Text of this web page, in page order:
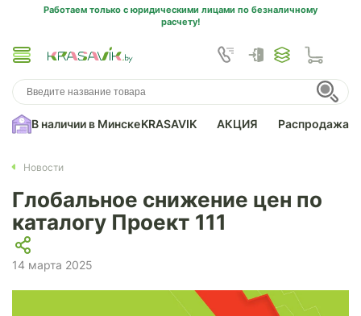
Работаем только с юридическими лицами по безналичному
расчету!
В наличии в МинскеKRASAVIK АКЦИЯ Распродажа
Новости
Глобальное снижение цен по
каталогу Проект 111
14 марта 2025